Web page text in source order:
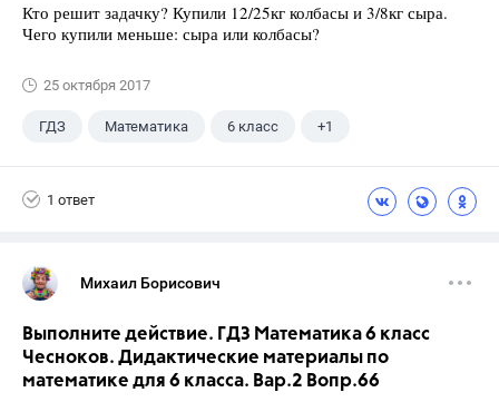
Кто решит задачку? Купили 12/25кг колбасы и 3/8кг сыра.
Чего купили меньше: сыра или колбасы?
25 октября 2017
ГДЗ Математика 6 класс +1
1 ответ
Михаил Борисович
Выполните действие. ГДЗ Математика 6 класс
Чесноков. Дидактические материалы по
математике для 6 класса. Вар.2 Вопр.66